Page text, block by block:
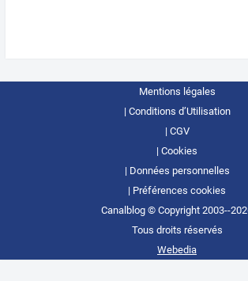
Mentions légales
Conditions d’Utilisation
CGV
Cookies
Données personnelles
Préférences cookies
Canalblog © Copyright 2003--
Tous droits réservés
Webedia